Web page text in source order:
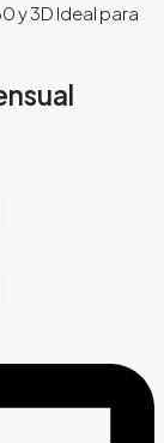
y 3D Ideal para